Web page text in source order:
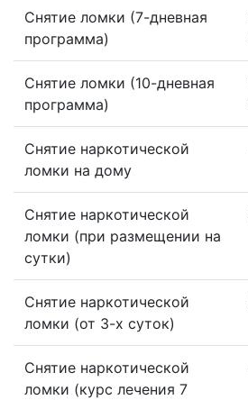
Снятие ломки (7-дневная
программа)
Снятие ломки (10-дневная
программа)
Снятие наркотической
ломки на дому
Снятие наркотической
ломки (при размещении на
сутки)
Снятие наркотической
ломки (от 3-х суток)
Снятие наркотической
ломки (курс лечения 7